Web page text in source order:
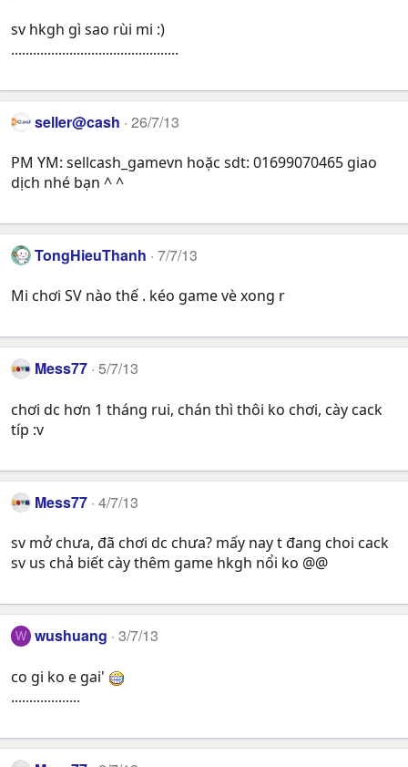
sv hkgh gì sao rùi mi :)
..............................................
seller@cash 26/7/13
PM YM: sellcash_gamevn hoặc sdt: 01699070465 giao
dịch nhé bạn ^ ^
TongHieuThanh 7/7/13
Mi chơi SV nào thế . kéo game vè xong r
Mess77 5/7/13
chơi dc hơn 1 tháng rui, chán thì thôi ko chơi, cày cack
típ :v
Mess77 4/7/13
sv mở chưa, đã chơi dc chưa? mấy nay t đang choi cack
sv us chả biết cày thêm game hkgh nổi ko @@
W wushuang 3/7/13
co gi ko e gai'
...................